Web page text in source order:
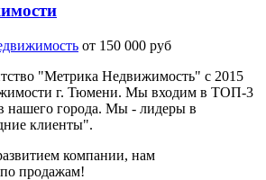
от 150 000 руб
"Метрика Недвижимость" с 2015
г. Тюмени. Мы входим в ТОП-3
нашего города. Мы - лидеры в
клиенты".
компании, нам
продажам!